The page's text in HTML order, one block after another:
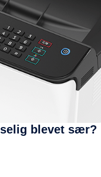
blevet sær?